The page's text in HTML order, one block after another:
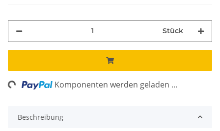
Stück
Komponenten werden geladen ...
Beschreibung